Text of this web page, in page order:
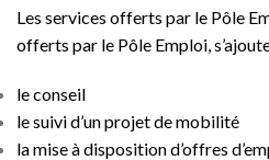
Les services offerts par le Pôle
offerts par le Pôle Emploi,
le conseil
le suivi d’un projet de mobilité
la mise à disposition d’offres